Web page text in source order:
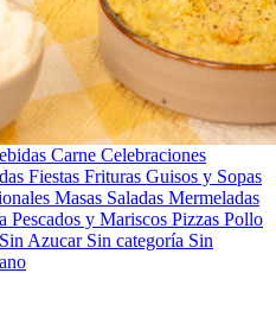
Carne Celebraciones
Fiestas Frituras Guisos y Sopas
Masas Saladas Mermeladas
Pescados y Mariscos Pizzas Pollo
Sin Azucar Sin categoría Sin